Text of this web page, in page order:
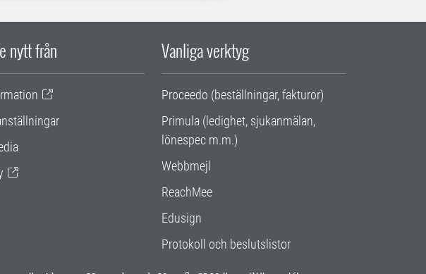
nytt från Vanliga verktyg
Proceedo (beställningar, fakturor)
Primula (ledighet, sjukanmälan,
lönespec m.m.)
Webbmejl
ReachMee
Edusign
Protokoll och beslutslistor